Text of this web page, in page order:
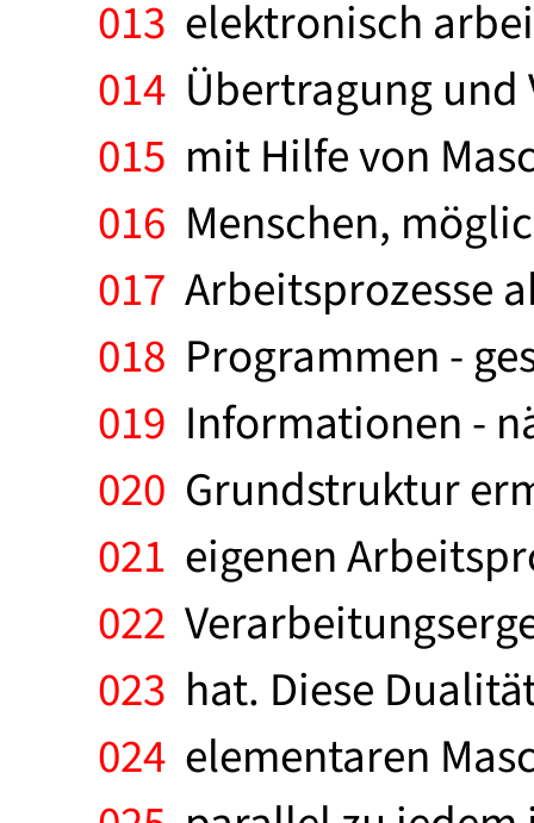
013 elektronisch
014 Übertragung
015 mit Hilfe von
016 Menschen,
017 Arbeitsprozesse
018 Programmen -
019 Informationen -
020 Grundstruktur
021 eigenen
022
023 hat. Diese
024 elementaren